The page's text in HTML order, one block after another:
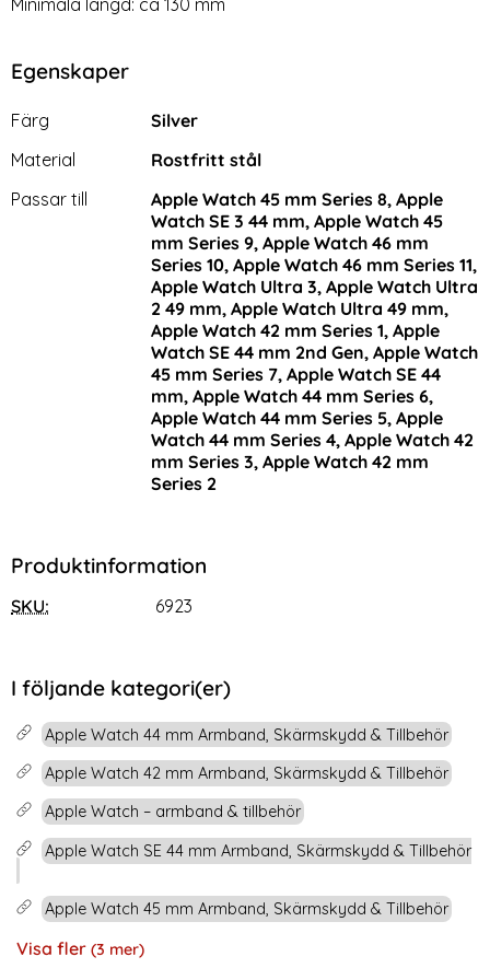
Minimala längd: ca 130 mm
Egenskaper
Egenskaper/attribut för denna produkt
Attribut
Färg
Silver
Material
Rostfritt stål
Passar till
Apple Watch 45 mm Series 8, Apple
Watch SE 3 44 mm, Apple Watch 45
mm Series 9, Apple Watch 46 mm
Series 10, Apple Watch 46 mm Series 11,
Apple Watch Ultra 3, Apple Watch Ultra
2 49 mm, Apple Watch Ultra 49 mm,
Apple Watch 42 mm Series 1, Apple
Watch SE 44 mm 2nd Gen, Apple Watch
45 mm Series 7, Apple Watch SE 44
mm, Apple Watch 44 mm Series 6,
Apple Watch 44 mm Series 5, Apple
Watch 44 mm Series 4, Apple Watch 42
mm Series 3, Apple Watch 42 mm
Series 2
Produktinformation
SKU: 6923
I följande kategori(er)
Apple Watch 44 mm Armband, Skärmskydd & Tillbehör
Apple Watch 42 mm Armband, Skärmskydd & Tillbehör
Apple Watch – armband & tillbehör
Apple Watch SE 44 mm Armband, Skärmskydd & Tillbehör
Apple Watch 45 mm Armband, Skärmskydd & Tillbehör
Visa fler (3 mer)